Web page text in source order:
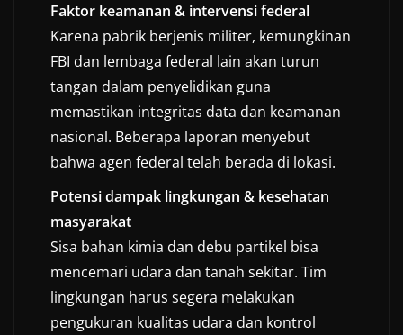
Faktor keamanan & intervensi federal
Karena pabrik berjenis militer, kemungkinan
FBI dan lembaga federal lain akan turun
tangan dalam penyelidikan guna
memastikan integritas data dan keamanan
nasional. Beberapa laporan menyebut
bahwa agen federal telah berada di lokasi.
Potensi dampak lingkungan & kesehatan
masyarakat
Sisa bahan kimia dan debu partikel bisa
mencemari udara dan tanah sekitar. Tim
lingkungan harus segera melakukan
pengukuran kualitas udara dan kontrol